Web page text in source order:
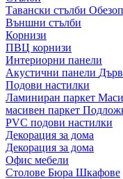
Тавански стълби
Външни стълби
Корнизи
ПВЦ корнизи
Интериорни панели
Акустични панели
Подови настилки
Ламиниран паркет
масивен паркет
PVC подови настилки
Декорация за дома
Декорация за дома
Офис мебели
Столове Бюра Шкафове